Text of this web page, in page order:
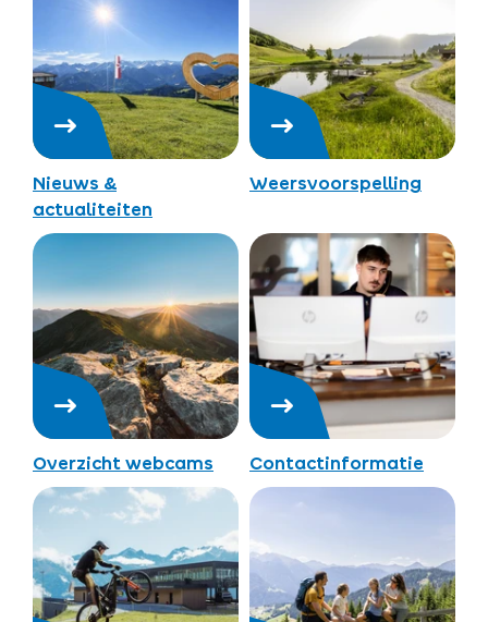
Nieuws &
actualiteiten
Weersvoorspelling
Overzicht webcams Contactinformatie